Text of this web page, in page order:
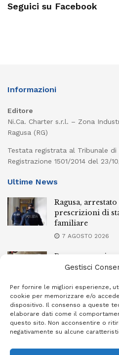
Gestisci
Per fornire le migliori esperienze,
cookie per memorizzare e/o
dispositivo. Il consenso a queste
elaborare dati come il
questo sito. Non acconsentire o
negativamente su alcune
Seguici su Facebook
Informazioni
Editore
Ni.Ca. Charter s.r.l. – Zona
Ragusa (RG)
Testata registrata al Tribunale di
Registrazione 1501/2014 del 23/
Ultime News
Ragusa,
prescrizioni di
familiare
7 AGOSTO 2026
Ragusa,
finisce in carcere
Incendi a
marocchino di
7 AGOSTO 2026